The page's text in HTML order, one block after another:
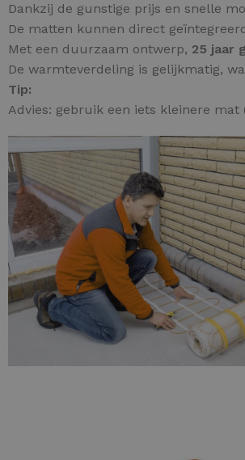
Dankzij de gunstige prijs en snelle
De matten kunnen direct
Met een duurzaam ontwerp, 25 jaar
De warmteverdeling is gelijkmatig,
Tip:
Advies: gebruik een iets kleinere mat